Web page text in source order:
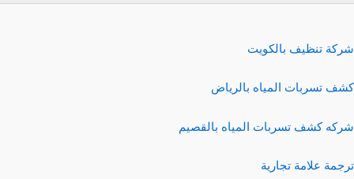
شركة تنظيف بالكويت
كشف تسربات المياه بالرياض
شركه كشف تسربات المياه بالقصيم
ترجمة علامة تجارية